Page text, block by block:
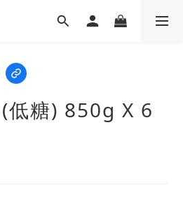
低糖) 850g X 6